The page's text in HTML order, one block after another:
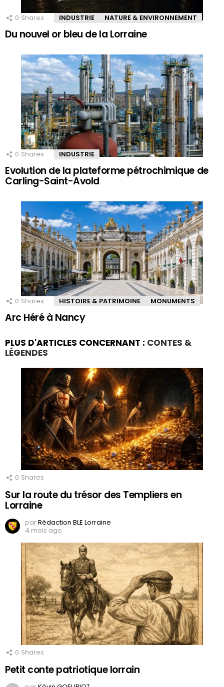
0 Shares INDUSTRIE NATURE & ENVIRONNEMENT
Du nouvel or bleu de la Lorraine
0 Shares INDUSTRIE
Evolution de la plateforme pétrochimique de
Carling-Saint-Avold
0 Shares HISTOIRE & PATRIMOINE MONUMENTS
Arc Héré à Nancy
PLUS D'ARTICLES CONCERNANT : CONTES &
LÉGENDES
0 Shares
Sur la route du trésor des Templiers en
Lorraine
parRédaction BLE Lorraine
4 mois ago
0 Shares
Petit conte patriotique lorrain